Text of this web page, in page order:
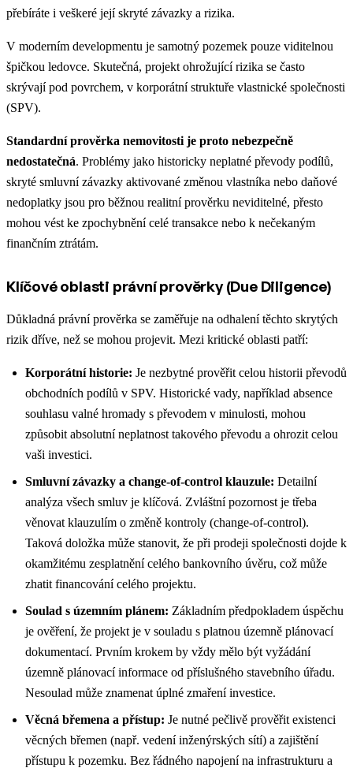
přebíráte i veškeré její skryté závazky a rizika.
V moderním developmentu je samotný pozemek pouze viditelnou
špičkou ledovce. Skutečná, projekt ohrožující rizika se často
skrývají pod povrchem, v korporátní struktuře vlastnické společnosti
(SPV).
Standardní prověrka nemovitosti je proto nebezpečně
nedostatečná. Problémy jako historicky neplatné převody podílů,
skryté smluvní závazky aktivované změnou vlastníka nebo daňové
nedoplatky jsou pro běžnou realitní prověrku neviditelné, přesto
mohou vést ke zpochybnění celé transakce nebo k nečekaným
finančním ztrátám.
Klíčové oblasti právní prověrky (Due Diligence)
Důkladná právní prověrka se zaměřuje na odhalení těchto skrytých
rizik dříve, než se mohou projevit. Mezi kritické oblasti patří:
Korporátní historie: Je nezbytné prověřit celou historii převodů
obchodních podílů v SPV. Historické vady, například absence
souhlasu valné hromady s převodem v minulosti, mohou
způsobit absolutní neplatnost takového převodu a ohrozit celou
vaši investici.
Smluvní závazky a change-of-control klauzule: Detailní
analýza všech smluv je klíčová. Zvláštní pozornost je třeba
věnovat klauzulím o změně kontroly (change-of-control).
Taková doložka může stanovit, že při prodeji společnosti dojde k
okamžitému zesplatnění celého bankovního úvěru, což může
zhatit financování celého projektu.
Soulad s územním plánem: Základním předpokladem úspěchu
je ověření, že projekt je v souladu s platnou územně plánovací
dokumentací. Prvním krokem by vždy mělo být vyžádání
územně plánovací informace od příslušného stavebního úřadu.
Nesoulad může znamenat úplné zmaření investice.
Věcná břemena a přístup: Je nutné pečlivě prověřit existenci
věcných břemen (např. vedení inženýrských sítí) a zajištění
přístupu k pozemku. Bez řádného napojení na infrastrukturu a